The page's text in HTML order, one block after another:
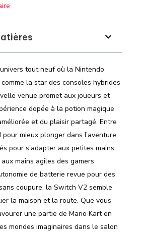
tout neuf où la Nintendo
la star des consoles hybrides
venue promet aux joueurs et
dopée à la potion magique
et du plaisir partagé. Entre
mieux plonger dans l’aventure,
pour s’adapter aux petites mains
mains agiles des gamers
de batterie revue pour des
coupure, la Switch V2 semble
la maison et la route. Que vous
une partie de Mario Kart en
mondes imaginaires dans le salon